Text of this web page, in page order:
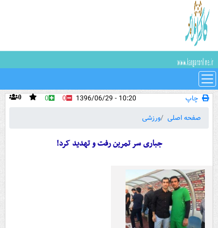
چاپ 0 0 0
10:20 - 1396/06/29
صفحه اصلی
ورزشی
جباری سر تمرین رفت و تهدید کرد!